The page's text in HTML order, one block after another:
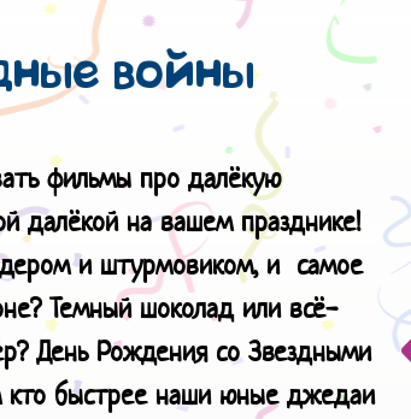
войны
фильмы про далёкую
далёкой на вашем празднике!
и штурмовиком, и самое
Темный шоколад или всё-
День Рождения со Звездными
кто быстрее наши юные джедаи